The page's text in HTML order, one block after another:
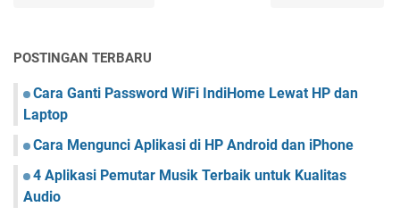
POSTINGAN TERBARU
Cara Ganti Password WiFi IndiHome Lewat HP dan
Laptop
Cara Mengunci Aplikasi di HP Android dan iPhone
4 Aplikasi Pemutar Musik Terbaik untuk Kualitas
Audio